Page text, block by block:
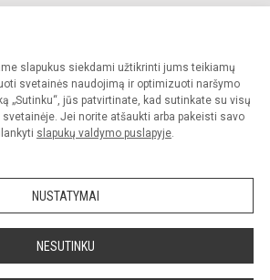
slapukus siekdami užtikrinti jums teikiamų
svetainės naudojimą ir optimizuoti naršymo
„Sutinku“, jūs patvirtinate, kad sutinkate su visų
Jei norite atšaukti arba pakeisti savo
slapukų valdymo puslapyje.
NUSTATYMAI
NESUTINKU
turinį be raštiško įstaigos administracijos
griežtai draudžiama.
paraiška Slapukų politika